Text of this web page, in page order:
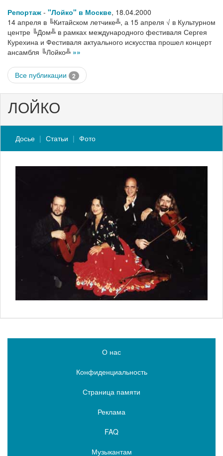
Репортаж - "Лойко" в Москве, 18.04.2000
14 апреля в ╚Китайском летчике╩, а 15 апреля √ в Культурном
центре ╚Дом╩ в рамках международного фестиваля Сергея
Курехина и Фестиваля актуального искусства прошел концерт
ансамбля ╚Лойко╩ »»
Все публикации 2
ЛОЙКО
Досье Статьи Фото
О нас
Конфиденциальность
Страница памяти
Реклама
FAQ
Музыкантам